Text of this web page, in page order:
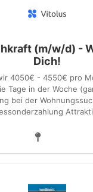
(m/w/d) -
Dich!
4050€ - 4550€ pro
Tage in der Woche
bei der